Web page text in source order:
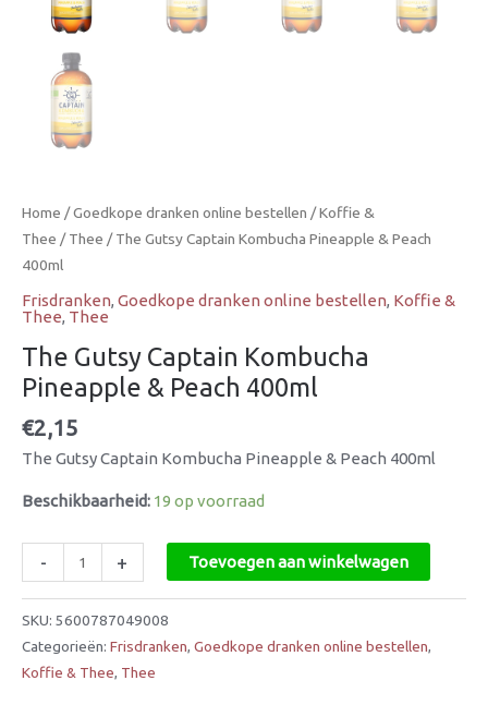
Home /Goedkope dranken online bestellen /Koffie &
Thee /Thee / The Gutsy Captain Kombucha Pineapple & Peach
400ml
Frisdranken, Goedkope dranken online bestellen, Koffie &
Thee, Thee
The Gutsy Captain Kombucha
Pineapple & Peach 400ml
€2,15
The Gutsy Captain Kombucha Pineapple & Peach 400ml
Beschikbaarheid: 19 op voorraad
- + Toevoegen aan winkelwagen
SKU: 5600787049008
Categorieën: Frisdranken, Goedkope dranken online bestellen,
Koffie & Thee, Thee